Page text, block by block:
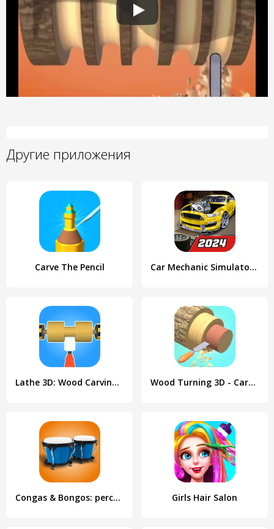
Другие приложения
Carve The Pencil Car Mechanic Simulator 21
Lathe 3D: Wood Carving Offline Wood Turning 3D - Carving Game
Congas & Bongos: percussion Girls Hair Salon